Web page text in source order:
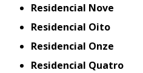
Residencial Nove
Residencial Oito
Residencial Onze
Residencial Quatro